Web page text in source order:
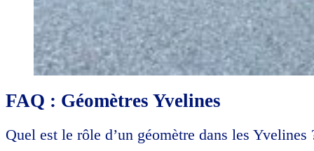
FAQ : Géomètres Yvelines
Quel est le rôle d’un géomètre dans les Yvelines